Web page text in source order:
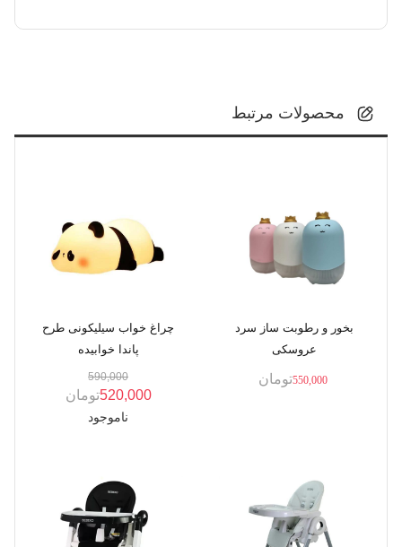
محصولات مرتبط
بخور و رطوبت ساز سرد
عروسکی
550,000 تومان
چراغ خواب سیلیکونی طرح
پاندا خوابیده
590,000
520,000تومان
ناموجود